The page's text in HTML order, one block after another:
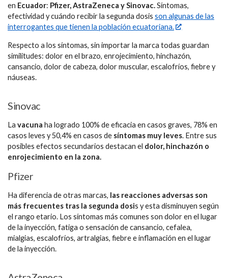
en Ecuador: Pfizer, AstraZeneca y Sinovac.Síntomas,
efectividad y cuándo recibir la segunda dosis son algunas de las
interrogantes que tienen la población ecuatoriana.
Respecto a los síntomas, sin importar la marca todas guardan
similitudes: dolor en el brazo, enrojecimiento, hinchazón,
cansancio, dolor de cabeza, dolor muscular, escalofríos, fiebre y
náuseas.
Sinovac
La vacuna ha logrado 100% de eficacia en casos graves, 78% en
casos leves y 50,4% en casos de síntomas muy leves. Entre sus
posibles efectos secundarios destacan el dolor, hinchazón o
enrojecimiento en la zona.
Pfizer
Ha diferencia de otras marcas, las reacciones adversas son
más frecuentes tras la segunda dosis y esta disminuyen según
el rango etario. Los síntomas más comunes son dolor en el lugar
de la inyección, fatiga o sensación de cansancio, cefalea,
mialgias, escalofríos, artralgias, fiebre e inflamación en el lugar
de la inyección.